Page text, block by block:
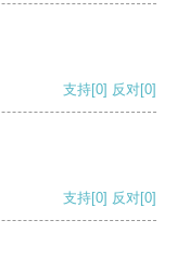
支持[0] 反对[0]
支持[0] 反对[0]